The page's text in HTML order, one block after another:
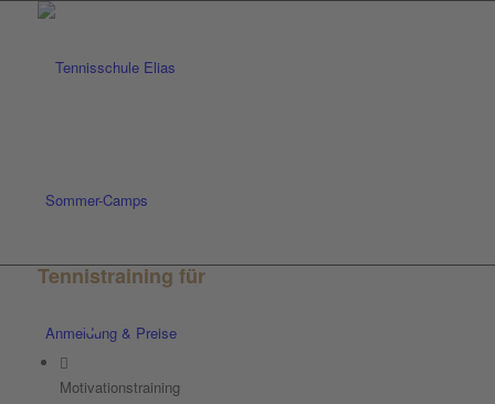
Sommer-Camps
Anmeldung & Preise
Tennistraining für
Motivationstraining